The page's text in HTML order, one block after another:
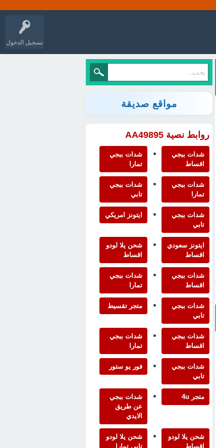
تسجيل الدخول
مواقع صديقة
روابط نصية AA49895
شدات ببجي
اقساط
شدات ببجي
تمارا
شدات ببجي
تمارا
شدات ببجي
تابي
شدات ببجي
تابي
ايتونز امريكي
ايتونز سعودي
اقساط
شحن يلا لودو
اقساط
شدات ببجي
اقساط
شدات ببجي
تمارا
شدات ببجي
تابي
متجر تقسيط
شدات ببجي
اقساط
شدات ببجي
تمارا
شدات ببجي
تابي
فور يو ستور
متجر 4u
شدات ببجي
عن طريق
الايدي
شحن يلا لودو
اقساط
شحن يلا لودو
تابي تمارا